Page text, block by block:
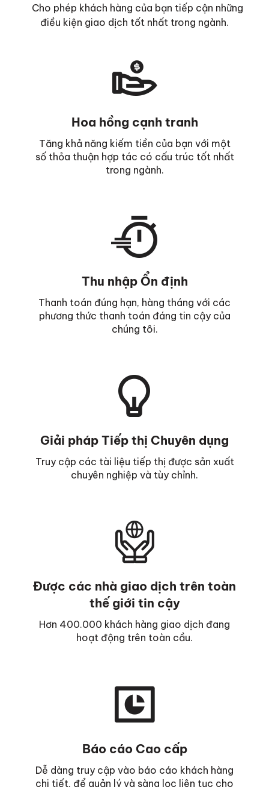
Cho phép khách hàng của bạn tiếp cận những
điều kiện giao dịch tốt nhất trong ngành.
Hoa hồng cạnh tranh
Tăng khả năng kiếm tiền của bạn với một
số thỏa thuận hợp tác có cấu trúc tốt nhất
trong ngành.
Thu nhập Ổn định
Thanh toán đúng hạn, hàng tháng với các
phương thức thanh toán đáng tin cậy của
chúng tôi.
Giải pháp Tiếp thị Chuyên dụng
Truy cập các tài liệu tiếp thị được sản xuất
chuyên nghiệp và tùy chỉnh.
Được các nhà giao dịch trên toàn
thế giới tin cậy
Hơn 400.000 khách hàng giao dịch đang
hoạt động trên toàn cầu.
Báo cáo Cao cấp
Dễ dàng truy cập vào báo cáo khách hàng
chi tiết, để quản lý và sàng lọc liên tục cho